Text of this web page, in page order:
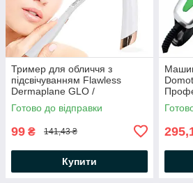
Тример для обличчя з
підсвічуванням Flawless
Dermaplane GLO /
Портативний жіночий міні
тример
Готово до відправки
99 ₴ 141,43 ₴
Купити